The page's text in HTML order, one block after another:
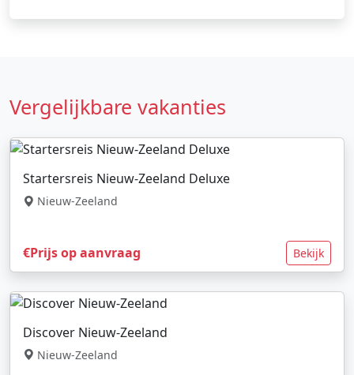
Vergelijkbare vakanties
Startersreis Nieuw-Zeeland Deluxe
Nieuw-Zeeland
€Prijs op aanvraag Bekijk
Discover Nieuw-Zeeland
Nieuw-Zeeland